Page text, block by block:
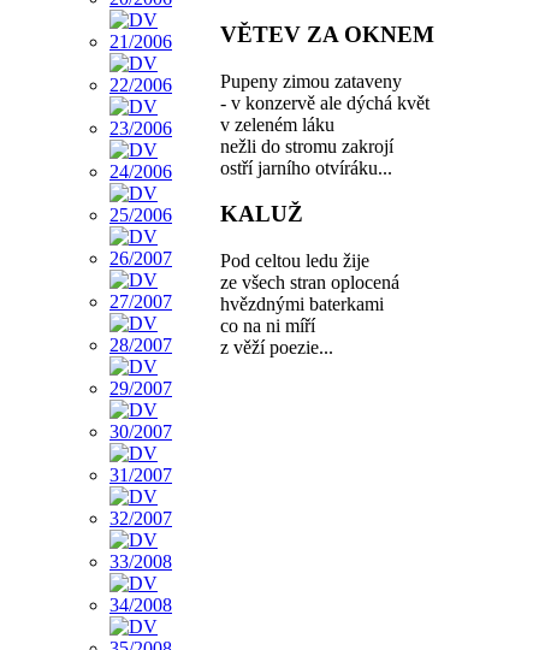
VĚTEV ZA OKNEM
Pupeny zimou zataveny
- v konzervě ale dýchá květ
v zeleném láku
nežli do stromu zakrojí
ostří jarního otvíráku...
KALUŽ
Pod celtou ledu žije
ze všech stran oplocená
hvězdnými baterkami
co na ni míří
z věží poezie...